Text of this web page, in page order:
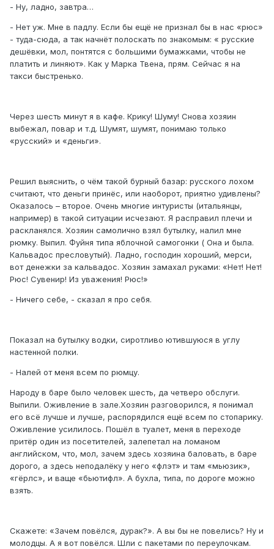
- Ну, ладно, завтра…
- Нет уж. Мне в падлу. Если бы ещё не признал бы в нас «рюс»
- туда-сюда, а так начнёт полоскать по знакомым: « русские
дешёвки, мол, понтятся с большими бумажками, чтобы не
платить и линяют». Как у Марка Твена, прям. Сейчас я на
такси быстренько.
Через шесть минут я в кафе. Крику! Шуму! Снова хозяин
выбежал, повар и т.д. Шумят, шумят, понимаю только
«русский» и «деньги».
Решил выяснить, о чём такой бурный базар: русского лохом
считают, что деньги принёс, или наоборот, приятно удивлены?
Оказалось – второе. Очень многие интуристы (итальянцы,
например) в такой ситуации исчезают. Я расправил плечи и
раскланялся. Хозяин самолично взял бутылку, налил мне
рюмку. Выпил. Фуйня типа яблочной самогонки ( Она и была.
Кальвадос пресловутый). Ладно, господин хороший, мерси,
вот денежки за кальвадос. Хозяин замахал руками: «Нет! Нет!
Рюс! Сувенир! Из уважения! Рюс!»
- Ничего себе, - сказал я про себя.
Показал на бутылку водки, сиротливо ютившуюся в углу
настенной полки.
- Налей от меня всем по рюмцу.
Народу в баре было человек шесть, да четверо обслуги.
Выпили. Оживление в зале.Хозяин разговорился, я понимал
его всё лучше и лучше, распорядился ещё всем по стопарику.
Оживление усилилось. Пошёл в туалет, меня в переходе
притёр один из посетителей, залепетал на ломаном
английском, что, мол, зачем здесь хозяина баловать, в баре
дорого, а здесь неподалёку у него «флэт» и там «мьюзик»,
«гёрлс», и ваще «бьютифл». А бухла, типа, по дороге можно
взять.
Скажете: «Зачем повёлся, дурак?». А вы бы не повелись? Ну и
молодцы. А я вот повёлся. Шли с пакетами по переулочкам.